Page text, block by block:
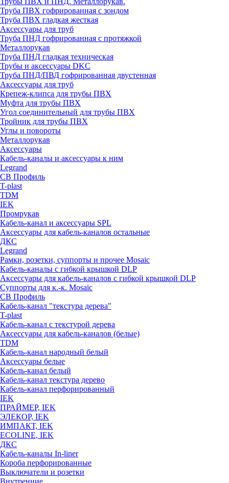
Труба ПВХ гофрированная с зондом
Труба ПВХ гладкая жесткая
Аксессуары для труб
Труба ПНД гофрированная с протяжкой
Металлорукав
Труба ПНД гладкая техническая
Трубы и аксессуары DKC
Труба ПНД/ПВД гофрированная двустенная
Аксессуары для труб
Крепеж-клипса для трубы ПВХ
Муфта для трубы ПВХ
Угол соединительный для трубы ПВХ
Тройник для трубы ПВХ
Углы и повороты
Металлорукав
Аксессуары
Кабель-каналы и аксессуары к ним
Legrand
СВ Профиль
T-plast
TDM
IEK
Промрукав
Кабель-канал и аксессуары SPL
Аксессуары для кабель-каналов остальные
ДКС
Legrand
Рамки, розетки, суппорты и прочее Mosaic
Кабель-каналы с гибкой крышкой DLP
Аксессуары для кабель-каналов с гибкой крышкой DLP
Суппорты для к.-к. Mosaic
СВ Профиль
Кабель-канал "текстура дерева"
T-plast
Кабель-канал с текстурой дерева
Аксессуары для кабель-каналов (белые)
TDM
Кабель-канал народный белый
Аксессуары белые
Кабель-канал белый
Кабель-канал текстура дерево
Кабель-канал перфорированный
IEK
ПРАЙМЕР, IEK
ЭЛЕКОР, IEK
ИМПАКТ, IEK
ECOLINE, IEK
ДКС
Кабель-каналы In-liner
Короба перфорированные
Выключатели и розетки
Внутренние